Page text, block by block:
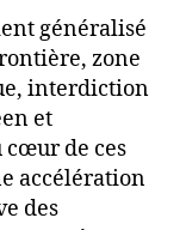
généralisé
zone
interdiction
et
cœur de ces
accélération
des